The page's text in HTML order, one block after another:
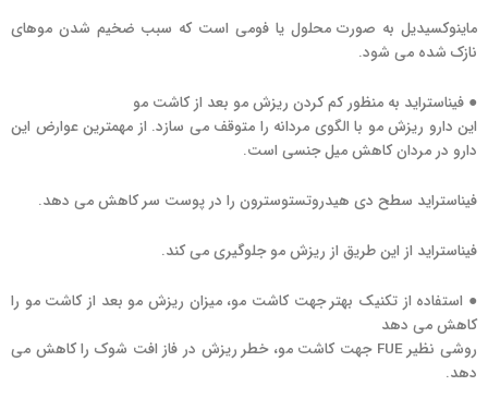
ماینوکسیدیل به صورت محلول یا فومی است که سبب ضخیم شدن موهای
نازک شده می شود.
● فیناستراید به منظور کم کردن ریزش مو بعد از کاشت مو
این دارو ریزش مو با الگوی مردانه را متوقف می سازد. از مهمترین عوارض این
دارو در مردان کاهش میل جنسی است.
فیناستراید سطح دی هیدروتستوسترون را در پوست سر کاهش می دهد.
فیناستراید از این طریق از ریزش مو جلوگیری می کند.
● استفاده از تکنیک بهتر جهت کاشت مو، میزان ریزش مو بعد از کاشت مو را
کاهش می دهد
روشی نظیر FUE جهت کاشت مو، خطر ریزش در فاز افت شوک را کاهش می
دهد.